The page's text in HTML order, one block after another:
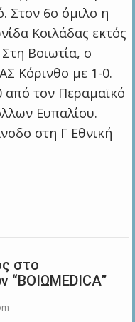
Στον 6ο όμιλο η
Κοιλάδας εκτός
Βοιωτία, ο
Κόρινθο με 1-0.
από τον Περαμαϊκό
Ευπαλίου.
στη Γ Εθνική
στο
“ΒΟΙΩMEDICA”